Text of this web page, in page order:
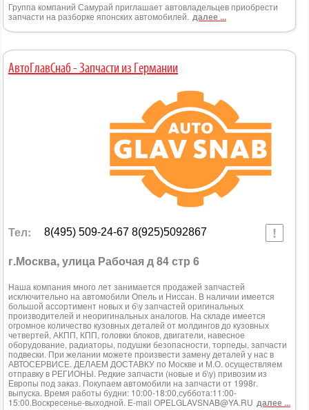
Группа компаний Самурай приглашает автовладельцев приобрести
запчасти на разборке японских автомобилей. далее ...
АвтоГлавСнаб - Запчасти из Германии
Тел: 8(495) 509-24-67 8(925)5092867
г.Москва, улица Рабочая д 84 стр 6
Наша компания много лет занимается продажей запчастей
исключительно на автомобили Опель и Ниссан. В наличии имеется
большой ассортимент новых и б\у запчастей оригинальных
производителей и неоригинальных аналогов. На складе имеется
огромное количество кузовных деталей от молдингов до кузовных
четвертей, АКПП, КПП, головки блоков, двигатели, навесное
оборудование, радиаторы, подушки безопасности, торпеды, запчасти
подвески. При желании можете произвести замену деталей у нас в
АВТОСЕРВИСЕ. ДЕЛАЕМ ДОСТАВКУ по Москве и М.О. осуществляем
отправку в РЕГИОНЫ. Редкие запчасти (новые и б\у) привозим из
Европы под заказ. Покупаем автомобили на запчасти от 1998г.
выпуска. Время работы будни: 10:00-18:00,суббота:11:00-
15:00.Воскресенье-выходной. E-mail OPELGLAVSNAB@YA.RU далее ...